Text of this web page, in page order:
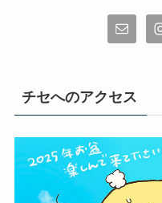
チセへのアクセス